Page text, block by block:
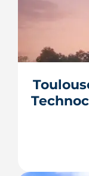
La
près de 1
protégé,
fortement
repousse